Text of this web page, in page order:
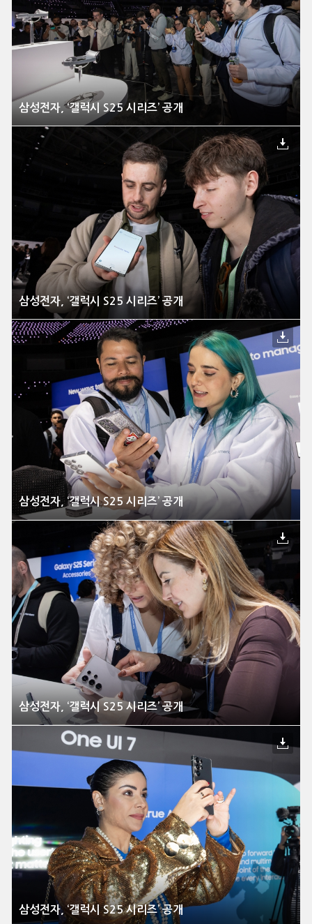
삼성전자, ‘갤럭시 S25 시리즈’ 공개
삼성전자, ‘갤럭시 S25 시리즈’ 공개
삼성전자, ‘갤럭시 S25 시리즈’ 공개
삼성전자, ‘갤럭시 S25 시리즈’ 공개
삼성전자, ‘갤럭시 S25 시리즈’ 공개